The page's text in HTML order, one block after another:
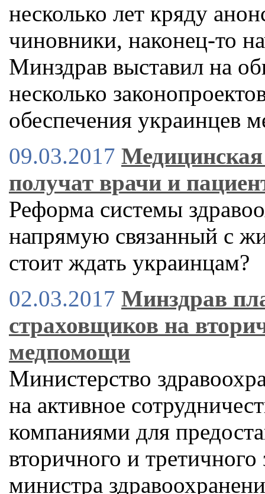
несколько лет кряду
чиновники, наконец-то
Минздрав выставил на
несколько
обеспечения украинцев
09.03.2017
получат врачи и
Реформа системы
напрямую связанный с
стоит ждать украинцам?
02.03.2017 Минздрав
страховщиков на
медпомощи
Министерство
на активное
компаниями для
вторичного и
министра